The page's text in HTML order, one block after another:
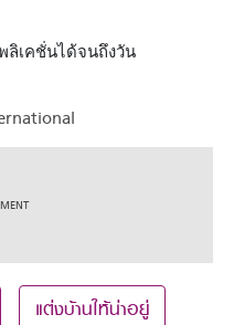
ลิเคชั่นได้จนถึงวัน
แต่งบ้านให้น่าอยู่